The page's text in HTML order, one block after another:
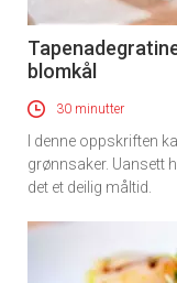
blomkål
30 minutter
I denne oppskriften
grønnsaker. Uansett
det et deilig måltid.